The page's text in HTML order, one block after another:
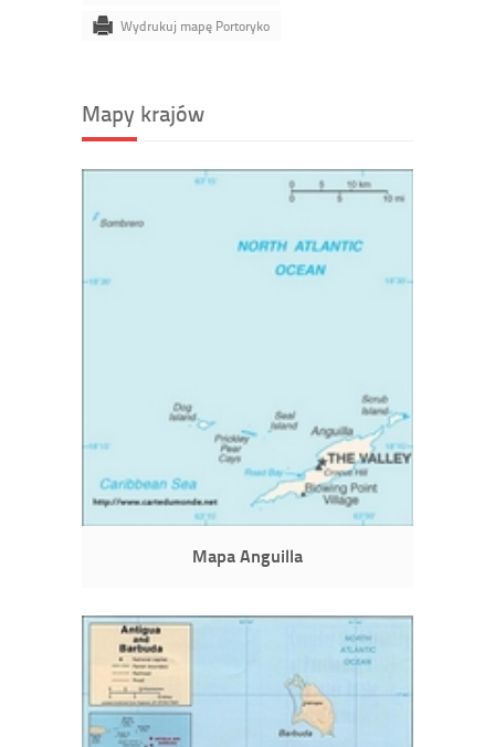
Wydrukuj mapę Portoryko
Mapy krajów
Mapa Anguilla